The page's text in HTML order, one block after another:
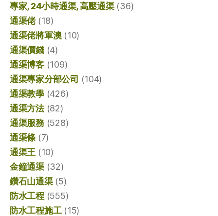
專家, 24小時通渠, 高壓通渠(36)
通渠佬(18)
通渠佬將軍澳(10)
通渠價錢(4)
通渠博客(109)
通渠專家分部公司 (104)
通渠教學(426)
通渠方法(82)
通渠服務(528)
通渠條 (7)
通渠王 (10)
金鐘通渠(32)
鑽石山通渠(5)
防水工程(555)
防水工程施工(15)